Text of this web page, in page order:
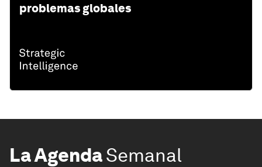
problemas globales
La AgendaSemanal